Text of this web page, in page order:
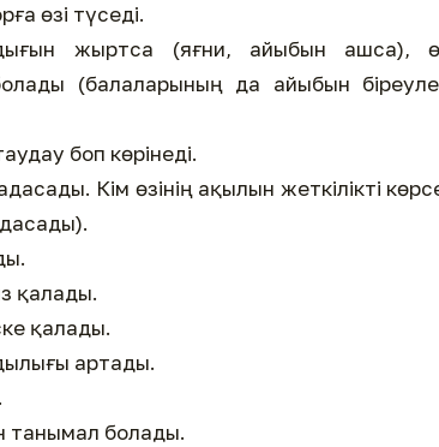
өзі түседі.
жыртса (яғни, айыбын ашса),
(балаларының да айыбын
боп көрінеді.
Кім өзінің ақылын жеткілікті
қалады.
қалады.
артады.
танымал болады.